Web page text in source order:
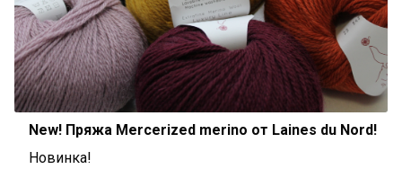
New! Пряжа Mercerized merino от Laines du Nord!
Новинка!